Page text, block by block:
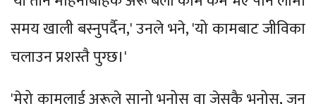
समय खाली बस्नुपर्दैन,' उनले भने, 'यो कामबाट जीविका
चलाउन प्रशस्तै पुग्छ।'